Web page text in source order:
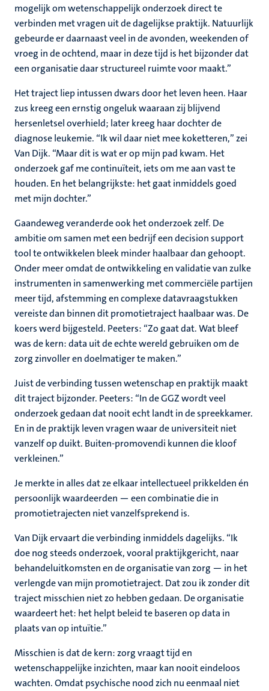
mogelijk om wetenschappelijk onderzoek direct te
verbinden met vragen uit de dagelijkse praktijk. Natuurlijk
gebeurde er daarnaast veel in de avonden, weekenden of
vroeg in de ochtend, maar in deze tijd is het bijzonder dat
een organisatie daar structureel ruimte voor maakt.”
Het traject liep intussen dwars door het leven heen. Haar
zus kreeg een ernstig ongeluk waaraan zij blijvend
hersenletsel overhield; later kreeg haar dochter de
diagnose leukemie. “Ik wil daar niet mee koketteren,” zei
Van Dijk. “Maar dit is wat er op mijn pad kwam. Het
onderzoek gaf me continuïteit, iets om me aan vast te
houden. En het belangrijkste: het gaat inmiddels goed
met mijn dochter.”
Gaandeweg veranderde ook het onderzoek zelf. De
ambitie om samen met een bedrijf een decision support
tool te ontwikkelen bleek minder haalbaar dan gehoopt.
Onder meer omdat de ontwikkeling en validatie van zulke
instrumenten in samenwerking met commerciële partijen
meer tijd, afstemming en complexe datavraagstukken
vereiste dan binnen dit promotietraject haalbaar was. De
koers werd bijgesteld. Peeters: “Zo gaat dat. Wat bleef
was de kern: data uit de echte wereld gebruiken om de
zorg zinvoller en doelmatiger te maken.”
Juist de verbinding tussen wetenschap en praktijk maakt
dit traject bijzonder. Peeters: “In de GGZ wordt veel
onderzoek gedaan dat nooit echt landt in de spreekkamer.
En in de praktijk leven vragen waar de universiteit niet
vanzelf op duikt. Buiten-promovendi kunnen die kloof
verkleinen.”
Je merkte in alles dat ze elkaar intellectueel prikkelden én
persoonlijk waardeerden — een combinatie die in
promotietrajecten niet vanzelfsprekend is.
Van Dijk ervaart die verbinding inmiddels dagelijks. “Ik
doe nog steeds onderzoek, vooral praktijkgericht, naar
behandeluitkomsten en de organisatie van zorg — in het
verlengde van mijn promotietraject. Dat zou ik zonder dit
traject misschien niet zo hebben gedaan. De organisatie
waardeert het: het helpt beleid te baseren op data in
plaats van op intuïtie.”
Misschien is dat de kern: zorg vraagt tijd en
wetenschappelijke inzichten, maar kan nooit eindeloos
wachten. Omdat psychische nood zich nu eenmaal niet